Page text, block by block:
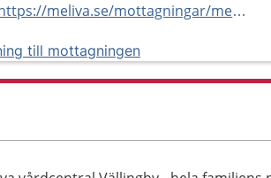
https://meliva.se/mottagningar/meliva-vardcentral-vallingby/
till mottagningen